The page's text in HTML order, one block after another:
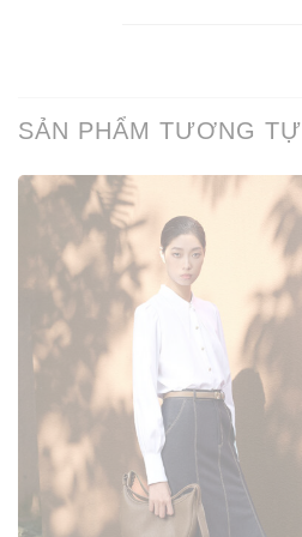
SẢN PHẨM TƯƠNG TỰ